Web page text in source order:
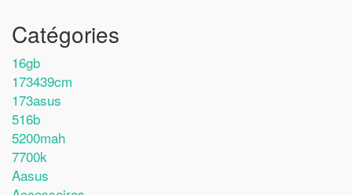
Catégories
16gb
173439cm
173asus
516b
5200mah
7700k
Aasus